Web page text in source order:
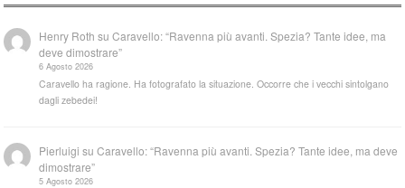
Henry Roth suCaravello: “Ravenna più avanti. Spezia? Tante idee, ma
deve dimostrare”
6 Agosto 2026
Caravello ha ragione. Ha fotografato la situazione. Occorre che i vecchi sintolgano
dagli zebedei!
Pierluigi suCaravello: “Ravenna più avanti. Spezia? Tante idee, ma deve
dimostrare”
5 Agosto 2026